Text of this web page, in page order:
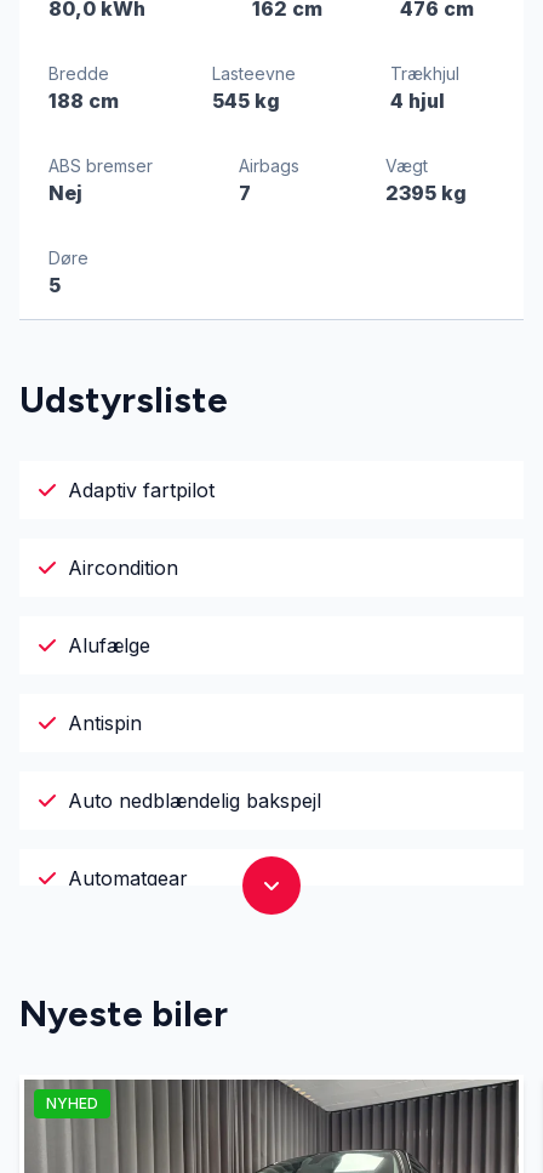
80,0 kWh 162 cm 476 cm
Bredde
188 cm
Lasteevne
545 kg
Trækhjul
4 hjul
ABS bremser
Nej
Airbags
7
Vægt
2395 kg
Døre
5
Udstyrsliste
Adaptiv fartpilot
Aircondition
Alufælge
Antispin
Auto nedblændelig bakspejl
Automatgear
Automatisk lys
Blind vinkel detektion
Nyeste biler
NYHED